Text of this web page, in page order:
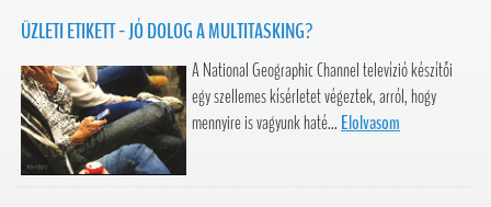
ÜZLETI ETIKETT - JÓ DOLOG A MULTITASKING?
A National Geographic Channel televízió készítői
egy szellemes kísérletet végeztek, arról, hogy
mennyire is vagyunk haté... Elolvasom